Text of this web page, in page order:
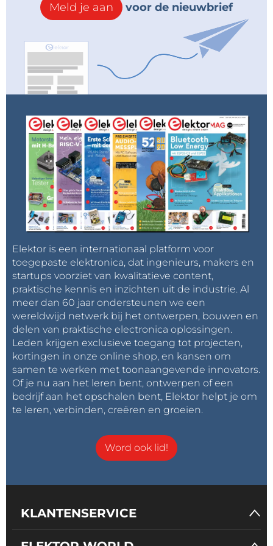
Slim verbonden Internet of Things (IoT)
producten
Andere consumenten- en industriële
toepassingen
Ouderlijk toezicht (PG) en gamen
Dimregelaars
Afstandsbedieningen
Printers
Aanraakschermen
Inhoud van de kit
Snelstartgids (onderdeel van verpakking)
3 mm overlay (voor touchpadvleugel)
ModusToolbox Inschakelen
Dankzij het ModusToolbox-ontwikkelingsplatform
kunnen CAPSENSE-toepassingen eenvoudig
worden overgezet van de ene PSOC-microcontroller
naar de andere, waardoor HMI-toepassingen
schaalbaar zijn binnen brede productfamilies.
ModuxToolbox-software is een moderne,
ondersteuning voor verschillende Infineon-
microcontrollers, waaronder de PSOC-apparaten. Het
ingebedde runtime-assets, die een uitgebreide
Meld je aan voor de nieuwbrief
Elektor is een internationaal platform voor
toegepaste elektronica, dat ingenieurs, makers en
startups voorziet van kwalitatieve content,
praktische kennis en inzichten uit de industrie. Al
meer dan 60 jaar ondersteunen we een
wereldwijd netwerk bij het ontwerpen, bouwen en
delen van praktische electronica oplossingen.
Leden krijgen exclusieve toegang tot projecten,
kortingen in onze online shop, en kansen om
samen te werken met toonaangevende innovators.
Of je nu aan het leren bent, ontwerpen of een
bedrijf aan het opschalen bent, Elektor helpt je om
te leren, verbinden, creëren en groeien.
Word ook lid!
KLANTENSERVICE